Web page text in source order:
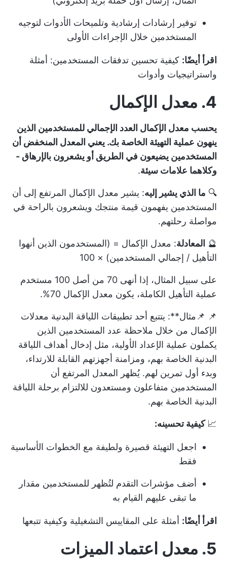
توفير إرشادات إرشادية وتلميحات الأدوات لتوجيه
المستخدمين خلال الإجراءات الأولى
اقرأ أيضًا: كيفية تحسين تدفقات المستخدمين: أمثلة
واستراتيجيات وأدوات
4. معدل الإكمال
يحسب معدل الإكمال العدد الإجمالي للمستخدمين الذين
ينهون عملية التهيئة الخاصة بك. يعني المعدل المنخفض أن
المستخدمين يضيعون في الطريق أو يشعرون بالإرهاق -
وكلاهما علامات سيئة.
🔍 ما الذي يشير إليه: يشير معدل الإكمال المرتفع إلى أن
المستخدمين يفهمون قيمة منتجك ويشعرون بالراحة في
مواصلة رحلتهم.
🔮 المعادلة: معدل الإكمال = (المستخدمون الذين أنهوا
التأهيل / إجمالي المستخدمين) × 100
على سبيل المثال، إذا أنهى 70 من أصل 100 مستخدم
عملية التأهيل الكاملة، يكون معدل الإكمال 70%.
📌 📌مثال**: يتتبع أحد تطبيقات اللياقة البدنية معدلات
الإكمال من خلال ملاحظة عدد المستخدمين الذين
يكملون عملية الإعداد الأولية، مثل إدخال أهداف اللياقة
البدنية الخاصة بهم، ومزامنة أجهزتهم القابلة للارتداء،
وبدء أول تمرين لهم. يُظهر المعدل المرتفع أن
المستخدمين متفاعلون ومستعدون للالتزام برحلة اللياقة
البدنية الخاصة بهم.
📈كيفية تحسينه:
اجعل التهيئة قصيرة ولطيفة مع الخطوات الأساسية
فقط
أضف مؤشرات التقدم لتُظهر للمستخدمين مقدار
ما تبقى عليهم القيام به
اقرأ أيضًا: أمثلة على المقاييس التشغيلية وكيفية تتبعها
5. معدل اعتماد الميزات